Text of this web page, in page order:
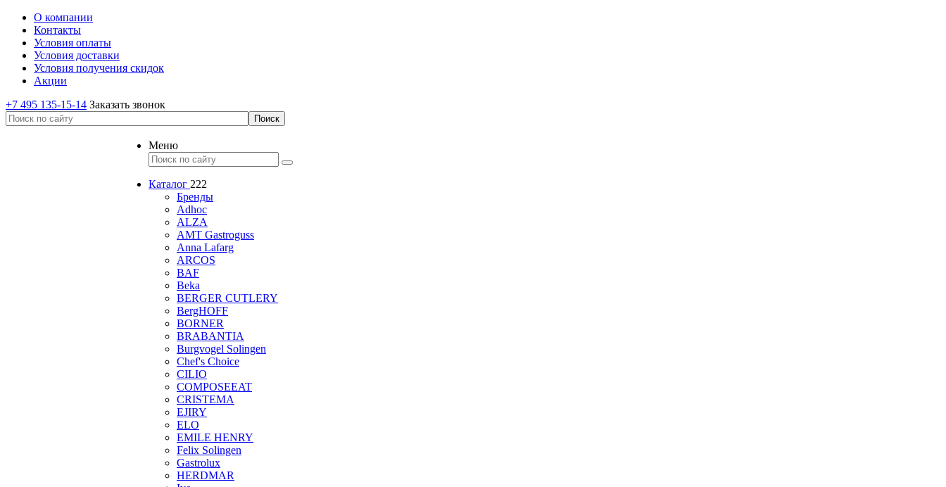
О компании
Контакты
Условия оплаты
Условия доставки
Условия получения скидок
Акции
+7 495 135-15-14 Заказать звонок
Меню
Каталог 222
Бренды
Adhoc
ALZA
AMT Gastroguss
Anna Lafarg
ARCOS
BAF
Beka
BERGER CUTLERY
BergHOFF
BORNER
BRABANTIA
Burgvogel Solingen
Chef's Choice
CILIO
COMPOSEEAT
CRISTEMA
EJIRY
ELO
EMILE HENRY
Felix Solingen
Gastrolux
HERDMAR